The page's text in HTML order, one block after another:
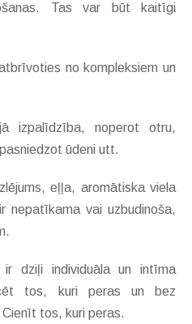
Tas var būt kaitīgi
no kompleksiem un
izpalīdzība, noperot otru,
ūdeni utt.
eļļa, aromātiska viela
vai uzbudinoša,
dziļi individuāla un intīma
tos, kuri peras un bez
tos, kuri peras.